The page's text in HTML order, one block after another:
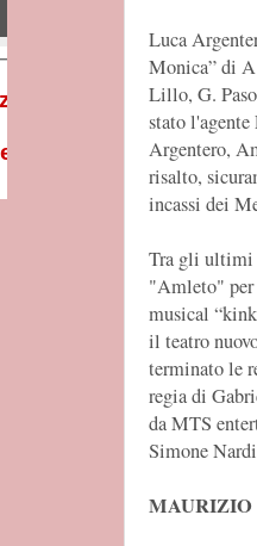
Luca
Monica” di
Lillo, G.
stato
Argentero,
risalto,
incassi dei
Tra gli ultimi
"Amleto" per
musical
il teatro
terminato le
regia di
da MTS
Simone
MAURIZIO